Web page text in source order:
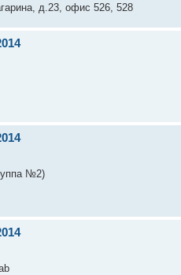
д.23, офис 526, 528
№2)